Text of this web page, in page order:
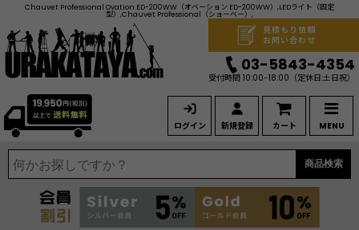
Chauvet Professional Ovation ED-200WW（オベーション ED-200WW）,LEDライト（固定
型）,Chauvet Professional（ショーベー）,
ログイン 新規登録 カート MENU
見積もり依頼
お問い合わせ
03-5843-4354
受付時間 10:00-18:00 （定休日:土日祝）
商品検索